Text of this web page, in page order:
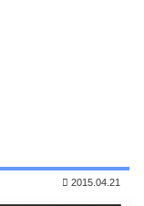
2015.04.21